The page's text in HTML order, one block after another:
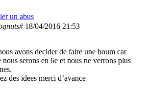
un abus
18/04/2016 21:53
avons decider de faire une boum car
nous serons en 6e et nous ne verrons plus
des idees merci d’avance